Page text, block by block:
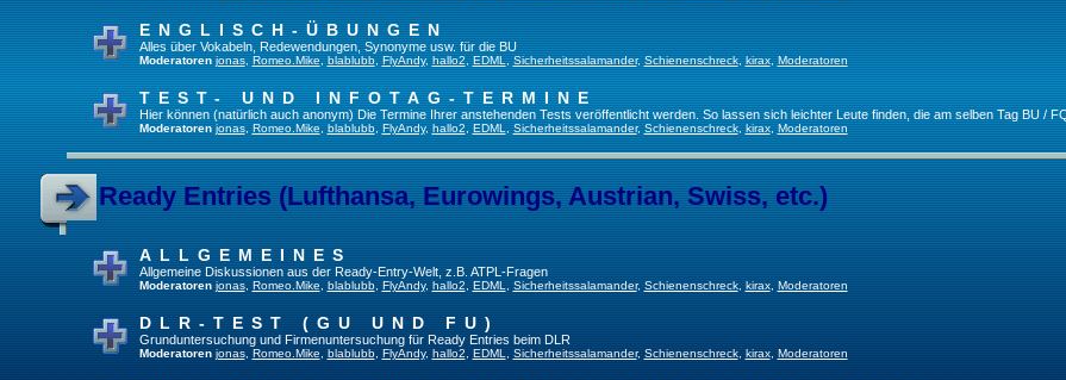
ENGLISCH-ÜBUNGEN
Alles über Vokabeln, Redewendungen, Synonyme usw. für die BU
Moderatoren jonas, Romeo.Mike, blablubb, FlyAndy, hallo2 EDML Sicherheitssalamander, Schienenschreck, kirax, Moderatoren
TEST- UND INFOTAG-TERMINE
Hier können (natürlich auch anonym) Die Termine Ihrer anstehenden Tests veröffentlicht werden. So lassen sich leichter Leute finden, die am selben Tag BU /
Moderatoren jonas, Romeo.Mike, blablubb,FlyAndy, hallo2 EDML ,Sicherheitssalamander, Schienenschreck,kirax, Moderatoren
Ready Entries (Lufthansa, Eurowings, Austrian, Swiss, etc.)
ALLGEMEINES
Allgemeine Diskussionen aus der Ready-Entry-Welt, z.B. ATPL-Fragen
Moderatoren jonas, Romeo.Mike blablubb, FlyAndy, hallo2 EDML Sicherheitssalamander, Schienenschreck, kirax, Moderatoren
DLR-TEST (GU UND FU)
Grunduntersuchung und Firmenuntersuchung für Ready Entries beim DLR
Moderatoren jonas, Romeo.Mike blablubb, FlyAndy, hallo2 EDML Sicherheitssalamander, Schienenschreck, kirax, Moderatoren